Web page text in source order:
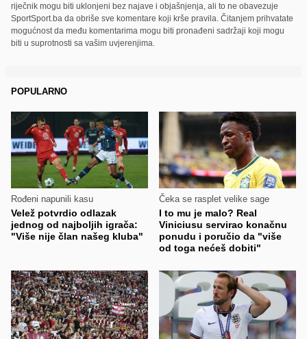
riječnik mogu biti uklonjeni bez najave i objašnjenja, ali to ne obavezuje
SportSport.ba da obriše sve komentare koji krše pravila. Čitanjem prihvatate
mogućnost da među komentarima mogu biti pronađeni sadržaji koji mogu
biti u suprotnosti sa vašim uvjerenjima.
POPULARNO
Rođeni napunili kasu
Velež potvrdio odlazak
jednog od najboljih igrača:
"Više nije član našeg kluba"
Čeka se rasplet velike sage
I to mu je malo? Real
Viniciusu servirao konačnu
ponudu i poručio da "više
od toga nećeš dobiti"